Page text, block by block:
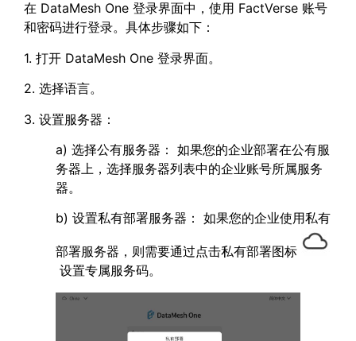
在 DataMesh One 登录界面中，使用 FactVerse 账号
和密码进行登录。具体步骤如下：
1. 打开 DataMesh One 登录界面。
2. 选择语言。
3. 设置服务器：
a) 选择公有服务器： 如果您的企业部署在公有服
务器上，选择服务器列表中的企业账号所属服务
器。
b) 设置私有部署服务器： 如果您的企业使用私有
部署服务器，则需要通过点击私有部署图标
设置专属服务码。